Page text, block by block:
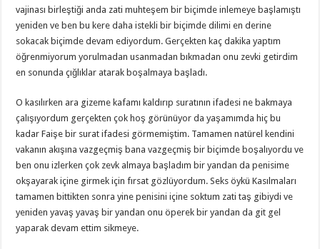
vajinası birleştiği anda zati muhteşem bir biçimde inlemeye başlamıştı
yeniden ve ben bu kere daha istekli bir biçimde dilimi en derine
sokacak biçimde devam ediyordum. Gerçekten kaç dakika yaptım
öğrenmiyorum yorulmadan usanmadan bıkmadan onu zevki getirdim
en sonunda çığlıklar atarak boşalmaya başladı.
O kasılırken ara gizeme kafamı kaldırıp suratının ifadesi ne bakmaya
çalışıyordum gerçekten çok hoş görünüyor da yaşamımda hiç bu
kadar Faişe bir surat ifadesi görmemiştim. Tamamen natürel kendini
vakanın akışına vazgeçmiş bana vazgeçmiş bir biçimde boşalıyordu ve
ben onu izlerken çok zevk almaya başladım bir yandan da penisime
okşayarak içine girmek için fırsat gözlüyordum. Seks öykü Kasılmaları
tamamen bittikten sonra yine penisini içine soktum zati taş gibiydi ve
yeniden yavaş yavaş bir yandan onu öperek bir yandan da git gel
yaparak devam ettim sikmeye.